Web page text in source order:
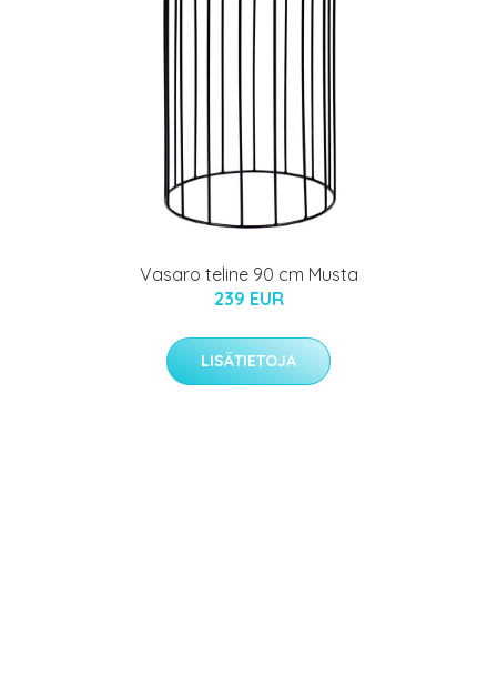
Vasaro teline 90 cm Musta
239 EUR
LISÄTIETOJA